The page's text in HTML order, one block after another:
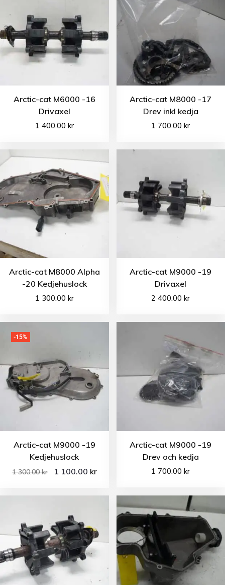
Arctic-cat M6000 -16
Drivaxel
1 400.00 kr
Arctic-cat M8000 -17
Drev inkl kedja
1 700.00kr
Arctic-cat M8000 Alpha
-20 Kedjehuslock
1 300.00 kr
Arctic-cat M9000 -19
Drivaxel
2 400.00kr
-15%
Arctic-cat M9000 -19
Kedjehuslock
1 300.00kr 1 100.00 kr
Arctic-cat M9000 -19
Drev och kedja
1 700.00kr